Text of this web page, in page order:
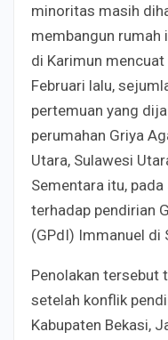
minoritas masih
membangun rumah
di Karimun
Februari lalu,
pertemuan yang
perumahan Griya
Utara, Sulawesi
Sementara itu,
terhadap pendirian
(GPdI) Immanuel di
Penolakan tersebut
setelah konflik
Kabupaten Bekasi,